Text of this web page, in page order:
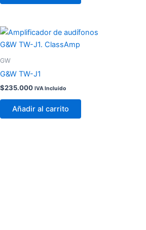
GW
G&W TW-J1
$235.000 IVA Incluido
Añadir al carrito